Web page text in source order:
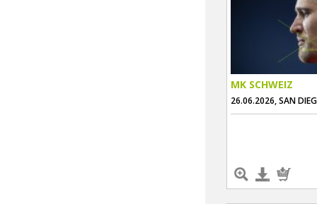
MK SCHWEIZ
26.06.2026, SAN